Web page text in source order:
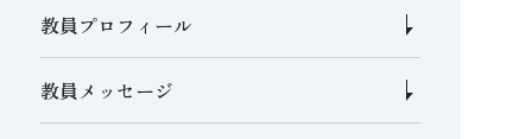
教員プロフィール
教員メッセージ